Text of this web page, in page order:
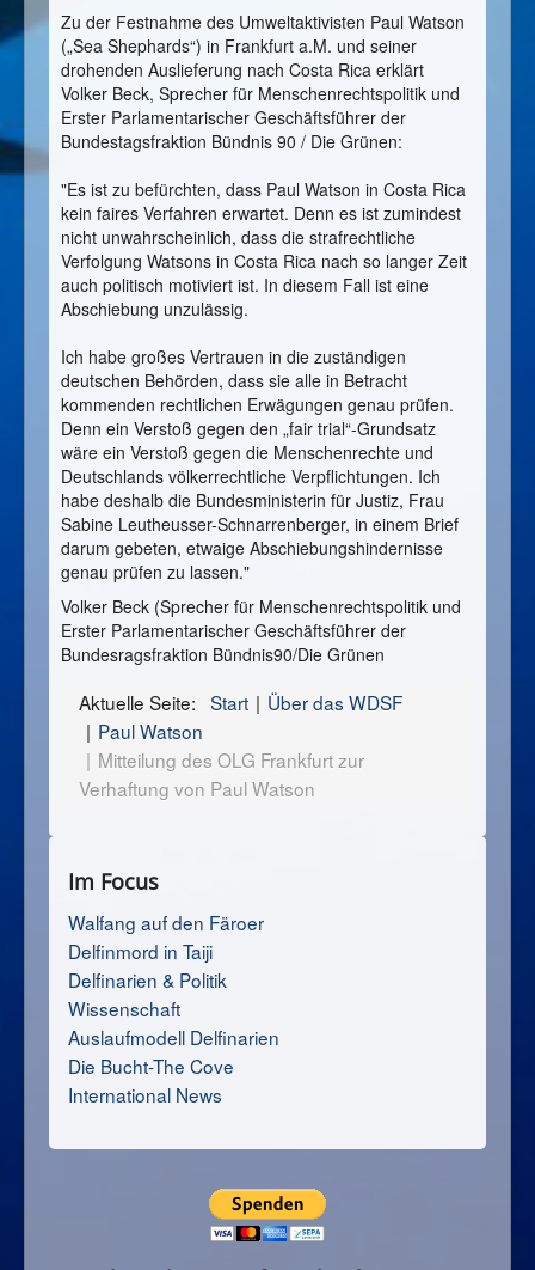
Zu der Festnahme des Umweltaktivisten Paul Watson
(„Sea Shephards“) in Frankfurt a.M. und seiner
drohenden Auslieferung nach Costa Rica erklärt
Volker Beck, Sprecher für Menschenrechtspolitik und
Erster Parlamentarischer Geschäftsführer der
Bundestagsfraktion Bündnis 90 / Die Grünen:
"Es ist zu befürchten, dass Paul Watson in Costa Rica
kein faires Verfahren erwartet. Denn es ist zumindest
nicht unwahrscheinlich, dass die strafrechtliche
Verfolgung Watsons in Costa Rica nach so langer Zeit
auch politisch motiviert ist. In diesem Fall ist eine
Abschiebung unzulässig.
Ich habe großes Vertrauen in die zuständigen
deutschen Behörden, dass sie alle in Betracht
kommenden rechtlichen Erwägungen genau prüfen.
Denn ein Verstoß gegen den „fair trial“-Grundsatz
wäre ein Verstoß gegen die Menschenrechte und
Deutschlands völkerrechtliche Verpflichtungen. Ich
habe deshalb die Bundesministerin für Justiz, Frau
Sabine Leutheusser-Schnarrenberger, in einem Brief
darum gebeten, etwaige Abschiebungshindernisse
genau prüfen zu lassen."
Volker Beck (Sprecher für Menschenrechtspolitik und
Erster Parlamentarischer Geschäftsführer der
Bundesragsfraktion Bündnis90/Die Grünen
Aktuelle Seite: Start
Über das WDSF
Paul Watson
Mitteilung des OLG Frankfurt zur
Verhaftung von Paul Watson
Im Focus
Walfang auf den Färoer
Delfinmord in Taiji
Delfinarien & Politik
Wissenschaft
Auslaufmodell Delfinarien
Die Bucht-The Cove
International News